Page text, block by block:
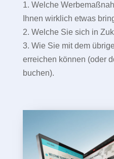
1. Welche
Ihnen wirklich etwas
2. Welche Sie sich in
3. Wie Sie mit dem
erreichen können (oder
buchen).